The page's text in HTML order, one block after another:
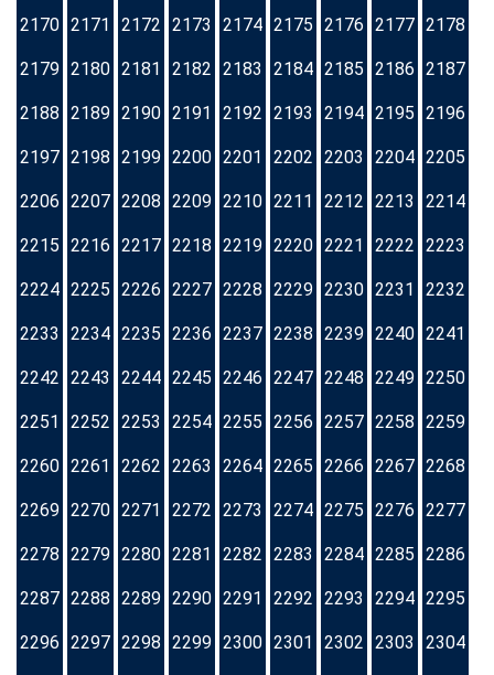
2170 2171 2172 2173 2174 2175 2176 2177 2178
2179 2180 2181 2182 2183 2184 2185 2186 2187
2188 2189 2190 2191 2192 2193 2194 2195 2196
2197 2198 2199 2200 2201 2202 2203 2204 2205
2206 2207 2208 2209 2210 2211 2212 2213 2214
2215 2216 2217 2218 2219 2220 2221 2222 2223
2224 2225 2226 2227 2228 2229 2230 2231 2232
2233 2234 2235 2236 2237 2238 2239 2240 2241
2242 2243 2244 2245 2246 2247 2248 2249 2250
2251 2252 2253 2254 2255 2256 2257 2258 2259
2260 2261 2262 2263 2264 2265 2266 2267 2268
2269 2270 2271 2272 2273 2274 2275 2276 2277
2278 2279 2280 2281 2282 2283 2284 2285 2286
2287 2288 2289 2290 2291 2292 2293 2294 2295
2296 2297 2298 2299 2300 2301 2302 2303 2304